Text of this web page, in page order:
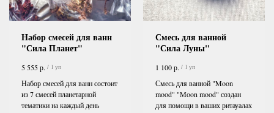
Набор смесей для ванн
"Сила Планет"
5 555р. / 1 уп
Набор смесей для ванн состоит
из 7 смесей планетарной
тематики на каждый день
Смесь для ванной
"Сила Луны"
1 100р. / 1 уп
Смесь для ванной "Moon
mood" "Moon mood" создан
для помощи в ваших ритауалах